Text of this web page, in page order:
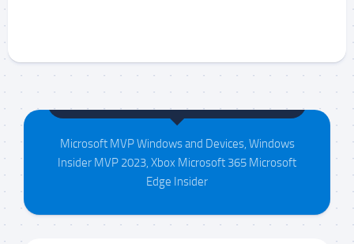
Microsoft MVP Windows and Devices, Windows
Insider MVP 2023, Xbox Microsoft 365 Microsoft
Edge Insider